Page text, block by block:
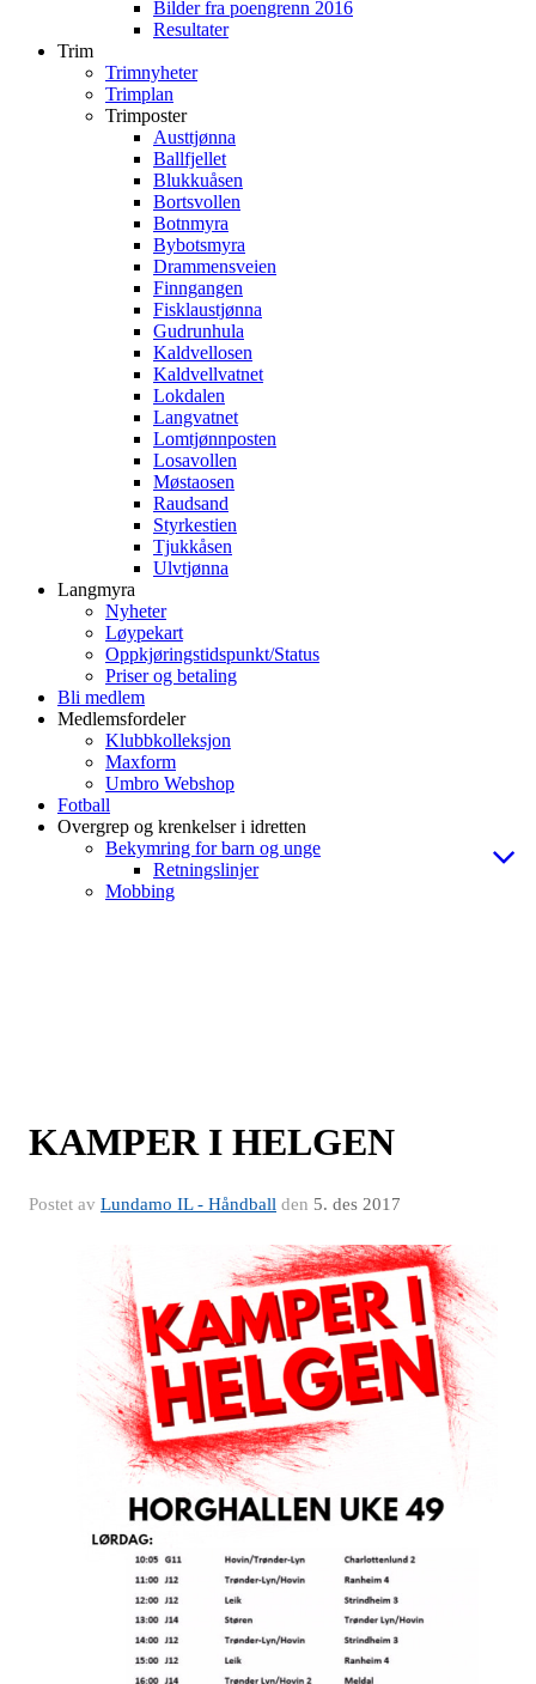
Bilder fra poengrenn 2016
Resultater
Trim
Trimnyheter
Trimplan
Trimposter
Austtjønna
Ballfjellet
Blukkuåsen
Bortsvollen
Botnmyra
Bybotsmyra
Drammensveien
Finngangen
Fisklaustjønna
Gudrunhula
Kaldvellosen
Kaldvellvatnet
Lokdalen
Langvatnet
Lomtjønnposten
Losavollen
Møstaosen
Raudsand
Styrkestien
Tjukkåsen
Ulvtjønna
Langmyra
Nyheter
Løypekart
Oppkjøringstidspunkt/Status
Priser og betaling
Bli medlem
Medlemsfordeler
Klubbkolleksjon
Maxform
Umbro Webshop
Fotball
Overgrep og krenkelser i idretten
Bekymring for barn og unge
Retningslinjer
Mobbing
KAMPER I HELGEN
Postet av Lundamo IL - Håndball den 5. des 2017